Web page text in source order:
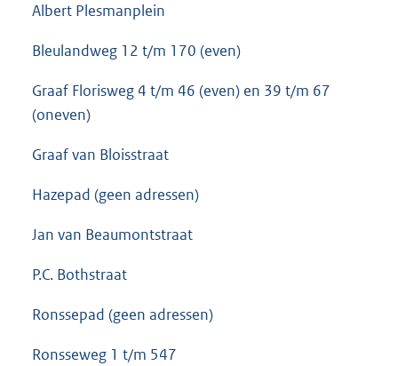
Albert Plesmanplein
Bleulandweg 12 t/m 170 (even)
Graaf Florisweg 4 t/m 46 (even) en 39 t/m 67
(oneven)
Graaf van Bloisstraat
Hazepad (geen adressen)
Jan van Beaumontstraat
P.C. Bothstraat
Ronssepad (geen adressen)
Ronsseweg 1 t/m 547